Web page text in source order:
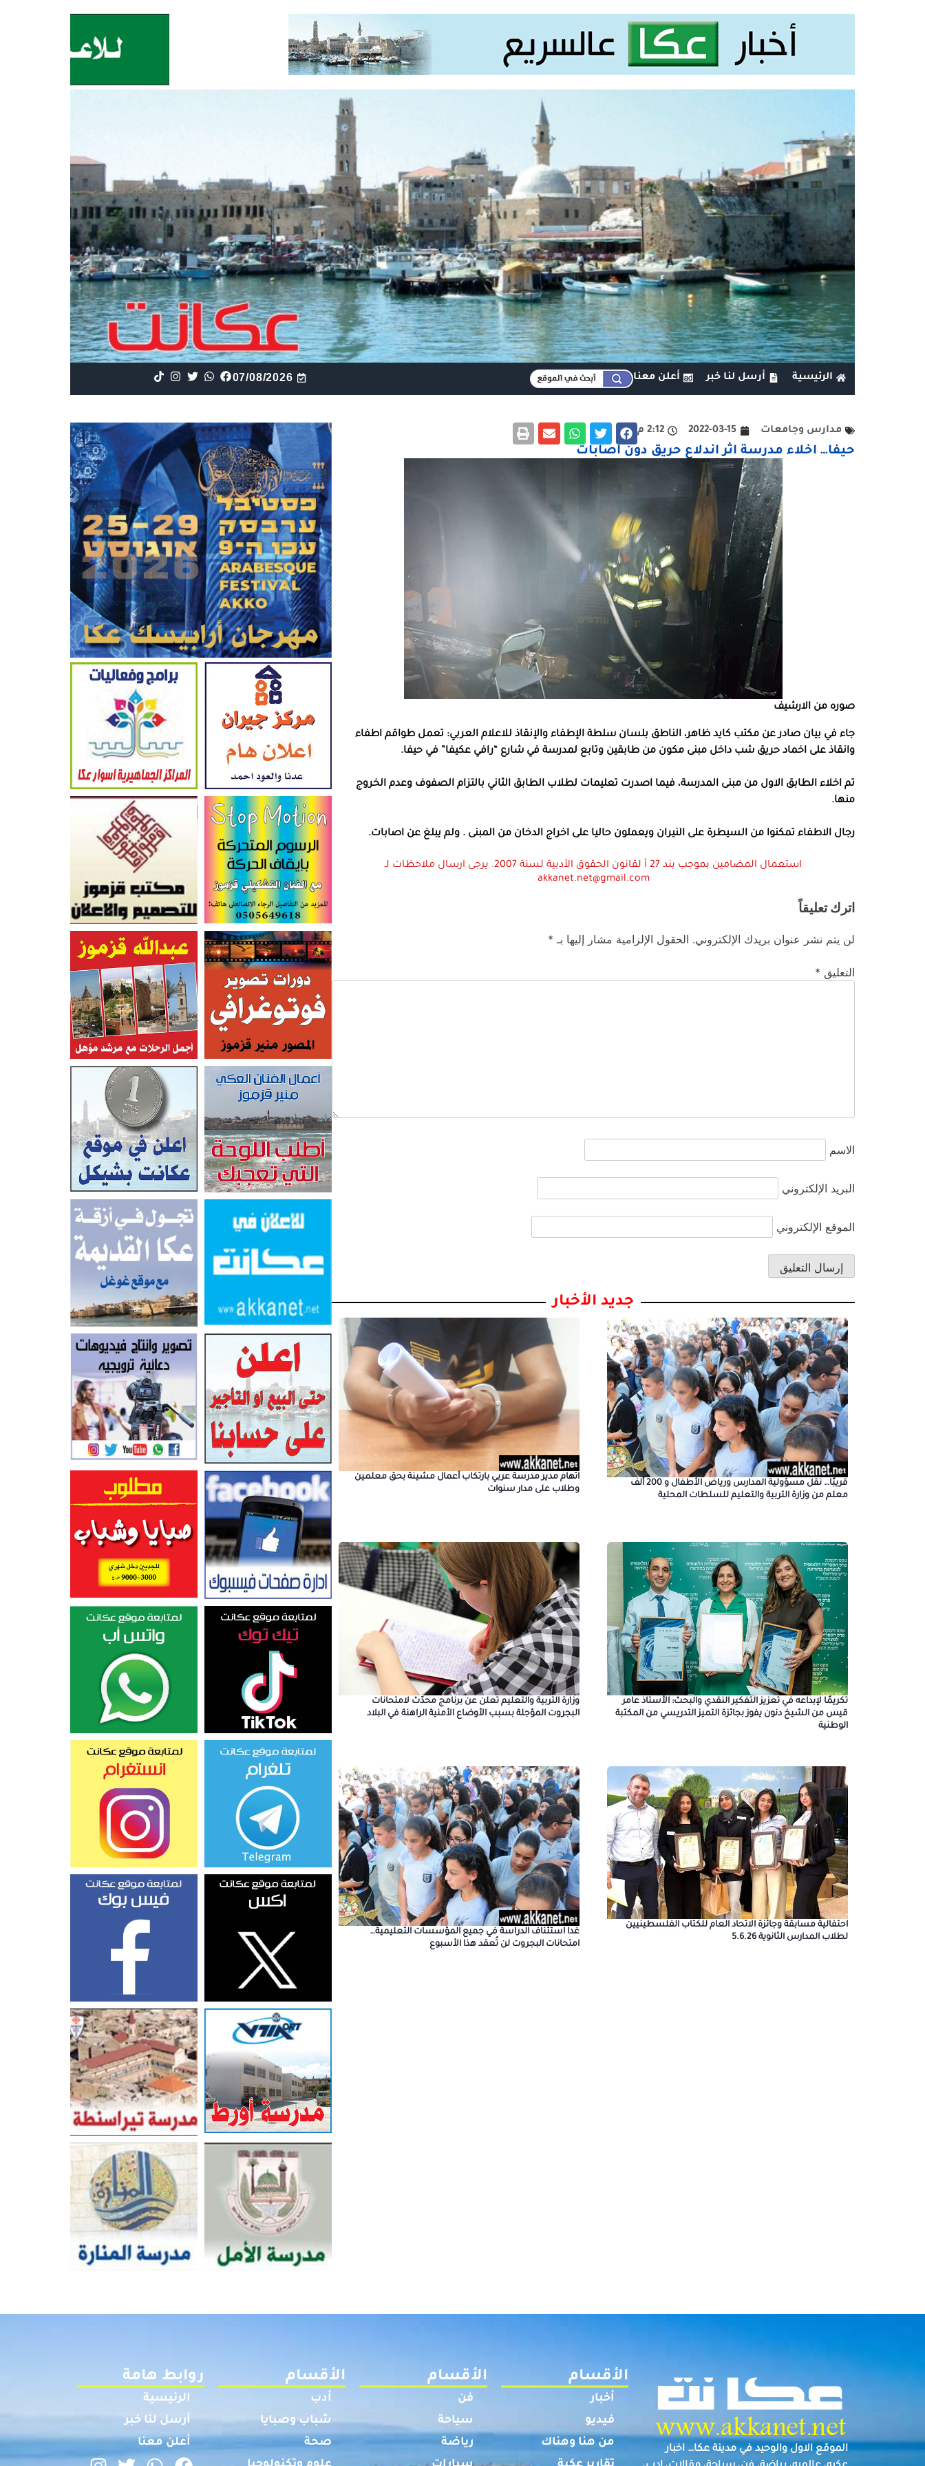
الرئيسية أرسل لنا خبر أعلن معنا 07/08/2026
مدارس وجامعات 2022-03-15 2:12 م
حيفا… اخلاء مدرسة اثر اندلاع حريق دون اصابات
صوره من الارشيف
جاء في بيان صادر عن مكتب كايد ظاهر، الناطق بلسان سلطة الإطفاء والإنقاذ للاعلام العربي: تعمل طواقم اطفاء
وانقاذ على اخماد حريق شب داخل مبنى مكون من طابقين وتابع لمدرسة في شارع “رافي عكيفا” في حيفا.
تم اخلاء الطابق الاول من مبنى المدرسة، فيما اصدرت تعليمات لطلاب الطابق الثاني بالتزام الصفوف وعدم الخروج
منها.
رجال الاطفاء تمكنوا من السيطرة على النيران ويعملون حاليا على اخراج الدخان من المبنى . ولم يبلغ عن اصابات.
استعمال المضامين بموجب بند 27 أ لقانون الحقوق الأدبية لسنة 2007. يرجى ارسال ملاحظات لـ
akkanet.net@gmail.com
اترك تعليقاً
لن يتم نشر عنوان بريدك الإلكتروني. الحقول الإلزامية مشار إليها بـ *
التعليق *
الاسم
البريد الإلكتروني
الموقع الإلكتروني
جديد الأخبار
قريبًا… نقل مسؤولية المدارس ورياض الأطفال و 200 ألف
معلم من وزارة التربية والتعليم للسلطات المحلية
اتهام مدير مدرسة عربي بارتكاب أعمال مشينة بحق معلمين
وطلاب على مدار سنوات
تكريمًا لإبداعه في تعزيز التفكير النقدي والبحث: الأستاذ عامر
قيس من الشيخ دنون يفوز بجائزة التميز التدريسي من المكتبة
الوطنية
وزارة التربية والتعليم تعلن عن برنامج محدّث لامتحانات
البجروت المؤجلة بسبب الأوضاع الأمنية الراهنة في البلاد
احتفالية مسابقة وجائزة الاتحاد العام للكتاب الفلسطينيين
لطلاب المدارس الثانوية 5.6.26
غدا استئناف الدراسة في جميع المؤسسات التعليمية…
امتحانات البجروت لن تُعقد هذا الأسبوع
الموقع الاول والوحيد في مدينة عكا… اخبار
الأقسام
أخبار
فيديو
من هنا وهناك
الأقسام
فن
سياحة
رياضة
الأقسام
أدب
شباب وصبايا
صحة
روابط هامة
الرئيسية
أرسل لنا خبر
أعلن معنا